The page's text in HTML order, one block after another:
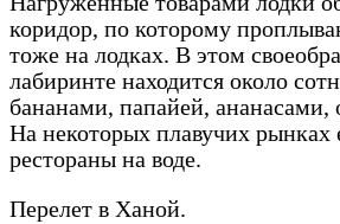
коридор, по которому
тоже на лодках. В этом
лабиринте находится около
бананами, папайей,
На некоторых плавучих рынках
рестораны на воде.
Перелет в Ханой.